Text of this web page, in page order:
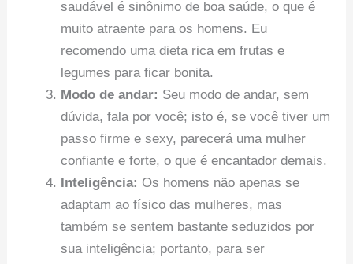
saudável é sinônimo de boa saúde, o que é
muito atraente para os homens. Eu
recomendo uma dieta rica em frutas e
legumes para ficar bonita.
Modo de andar: Seu modo de andar, sem
dúvida, fala por você; isto é, se você tiver um
passo firme e sexy, parecerá uma mulher
confiante e forte, o que é encantador demais.
Inteligência: Os homens não apenas se
adaptam ao físico das mulheres, mas
também se sentem bastante seduzidos por
sua inteligência; portanto, para ser